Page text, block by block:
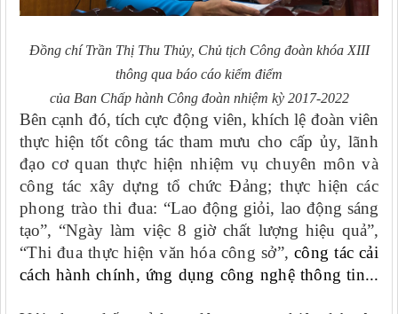
Đồng chíTrần Thị Thu Thủy, Chủ tịchCông đoàn khóa XIII
thông qua báo cáo kiểm điểm
của Ban Chấp hành Công đoànnhiệm kỳ 2017-2022
Bên cạnh đó, tích cực động viên, khích lệ đoàn viên
thực hiện tốt công tác tham mưu cho cấp ủy, lãnh
đạo cơ quan thực hiện nhiệm vụ chuyên môn và
công tác xây dựng tổ chức Đảng;thực hiện các
phong trào thi đua: “Lao động giỏi, lao động sáng
tạo”, “Ngày làm việc 8 giờ chất lượng hiệu quả”,
“Thi đua thực hiện văn hóa công sở”,công tác cải
cách hành chính, ứng dụng công nghệ thông tin...